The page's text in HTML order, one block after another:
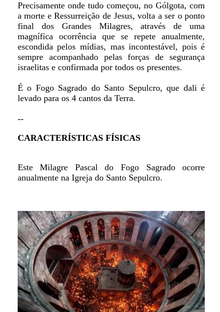
Precisamente onde tudo começou, no Gólgota, com
a morte e Ressurreição de Jesus, volta a ser o ponto
final dos Grandes Milagres, através de uma
magnífica ocorrência que se repete anualmente,
escondida pelos mídias, mas incontestável, pois é
sempre acompanhado pelas forças de segurança
israelitas e confirmada por todos os presentes.
É o Fogo Sagrado do Santo Sepulcro, que dali é
levado para os 4 cantos da Terra.
--
CARACTERÍSTICAS FÍSICAS
Este Milagre Pascal do Fogo Sagrado ocorre
anualmente na Igreja do Santo Sepulcro.